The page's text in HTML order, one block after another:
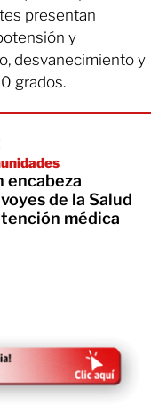
presentan
y
desvanecimiento y
grados.
encabeza
de la Salud
médica